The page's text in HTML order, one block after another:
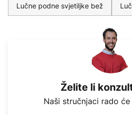
Lučne podne svjetiljke bež
Želite li
Naši stručnjaci rado